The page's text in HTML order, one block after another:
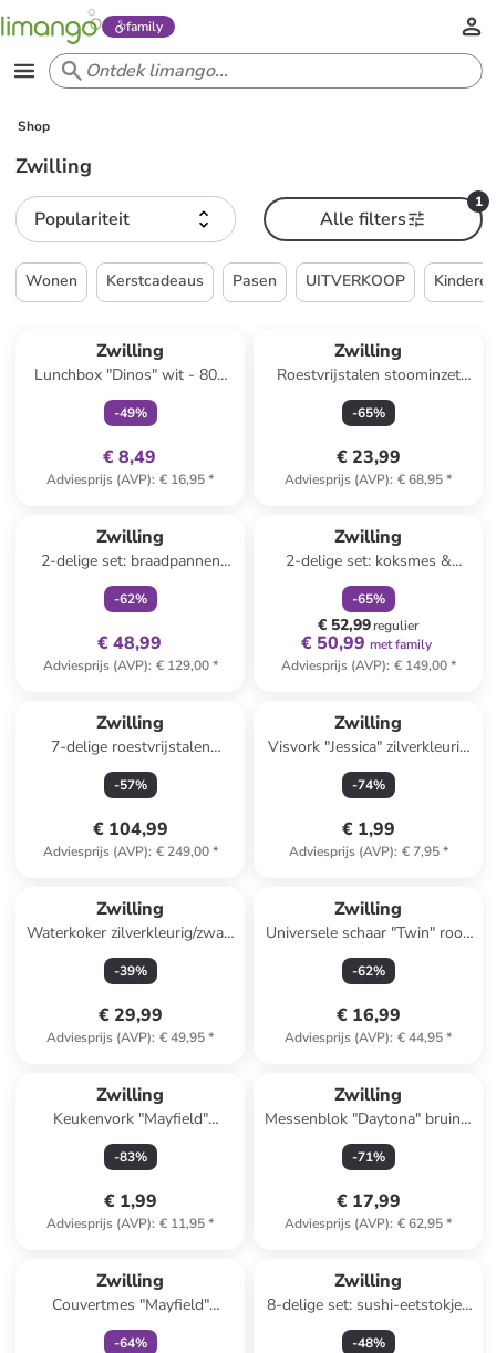
family
Shop
Zwilling
Populariteit
1
Alle filters
Wonen Kerstcadeaus Pasen UITVERKOOP
Zwilling
Lunchbox "Dinos" wit - 800
ml
-49%
€ 8,49
Adviesprijs (AVP): € 16,95*
Zwilling
Roestvrijstalen stoominzet
"Twin Nova" - Ø 20 cm
-65%
€ 23,99
Adviesprijs (AVP): € 68,95*
Zwilling
2-delige set: braadpannen
"TrueFlow" zilverkleurig
-62%
€ 48,99
Adviesprijs (AVP): € 129,00*
Zwilling
2-delige set: koksmes &
keukenschaar "Four Stars"
zwart
-65%
€ 52,99regulier
€ 50,99 met family
Adviesprijs (AVP): € 149,00*
Zwilling
7-delige roestvrijstalen
kookgereiset "Twin"
-57%
€ 104,99
Adviesprijs (AVP): € 249,00*
Zwilling
Visvork "Jessica" zilverkleurig
- (L)23 cm
-74%
€ 1,99
Adviesprijs (AVP): € 7,95*
Zwilling
Waterkoker zilverkleurig/zwart
- 1,25 l
-39%
€ 29,99
Adviesprijs (AVP): € 49,95*
Zwilling
Universele schaar "Twin" rood
- (L)20 cm
-62%
€ 16,99
Adviesprijs (AVP): € 44,95*
Zwilling
Keukenvork "Mayfield"
zilverkleurig - (L)16 cm
-83%
€ 1,99
Adviesprijs (AVP): € 11,95*
Zwilling
Messenblok "Daytona" bruin -
(B)9,5 x (H)21 x (D)17,5 cm
-71%
€ 17,99
Adviesprijs (AVP): € 62,95*
Zwilling
Couvertmes "Mayfield"
zilverkleurig - (L)9 cm
-64%
Zwilling
8-delige set: sushi-eetstokjes
zwart
-48%